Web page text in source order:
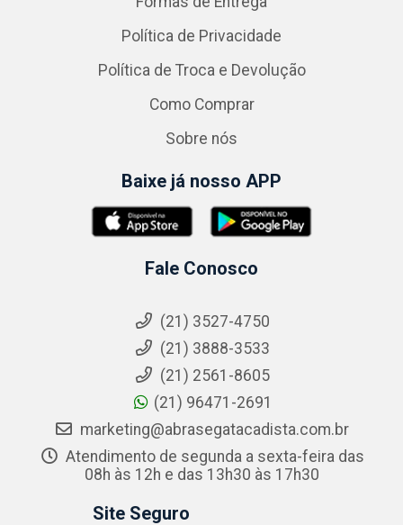
Política de Privacidade
Política de Troca e Devolução
Como Comprar
Sobre nós
Baixe já nosso APP
Fale Conosco
(21) 3527-4750
(21) 3888-3533
(21) 2561-8605
(21) 96471-2691
marketing@abrasegatacadista.com.br
Atendimento de segunda a sexta-feira das
08h às 12h e das 13h30 às 17h30
Site Seguro